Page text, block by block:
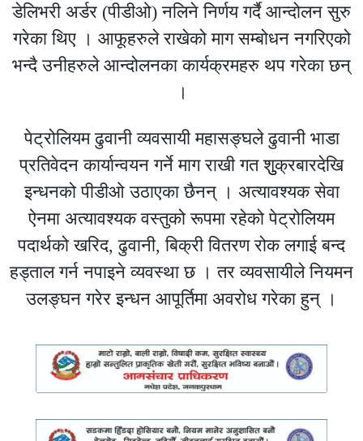
डेलिभरी अर्डर (पीडीओ) नलिने निर्णय गर्दै आन्दोलन सुरु
गरेका थिए । आफूहरुले राखेको माग सम्बोधन नगरिएको
भन्दै उनीहरुले आन्दोलनका कार्यक्रमहरु थप गरेका छन्
।
पेट्रोलियम ढुवानी व्यवसायी महासङ्घले ढुवानी भाडा
प्रतिवेदन कार्यान्वयन गर्ने माग राखी गत शुुक्रबारदेखि
इन्धनको पीडीओ उठाएका छैनन् । अत्यावश्यक सेवा
ऐनमा अत्यावश्यक वस्तुको रूपमा रहेको पेट्रोलियम
पदार्थको खरिद, ढुवानी, बिक्री वितरण रोक लगाई बन्द
हड्ताल गर्न नपाइने व्यवस्था छ । तर व्यवसायीले नियमन
उलङ्घन गरेर इन्धन आपूर्तिमा अवरोध गरेका हुन् ।